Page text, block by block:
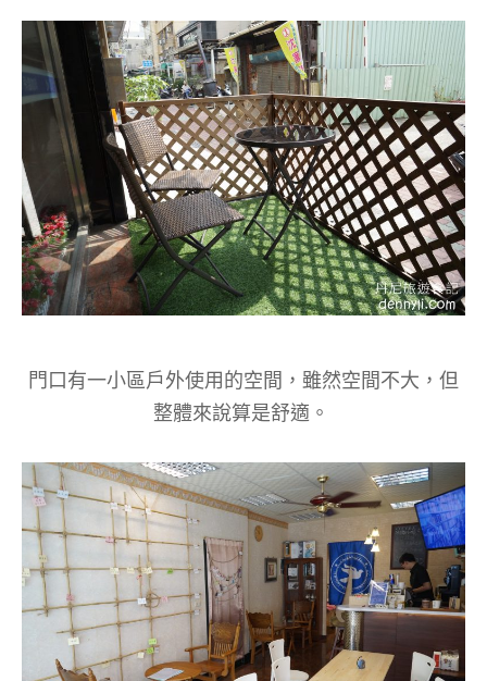
門口有一小區戶外使用的空間，雖然空間不大，但
整體來說算是舒適。